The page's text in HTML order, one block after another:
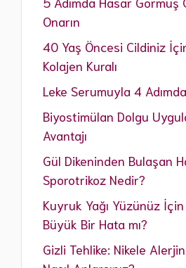
Onarın
40 Yaş Öncesi Cildiniz
Kolajen Kuralı
Leke Serumuyla 4
Biyostimülan Dolgu
Avantajı
Gül Dikeninden Bulaşan
Sporotrikoz Nedir?
Kuyruk Yağı Yüzünüz
Büyük Bir Hata mı?
Gizli Tehlike: Nikele